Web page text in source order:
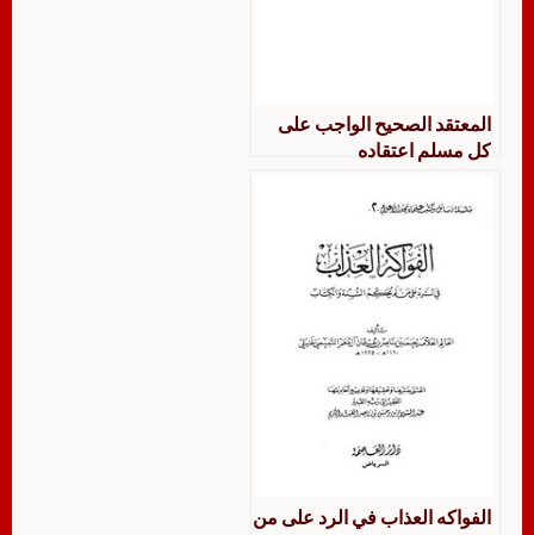
المعتقد الصحيح الواجب على
كل مسلم اعتقاده
الفواكه العذاب في الرد على من